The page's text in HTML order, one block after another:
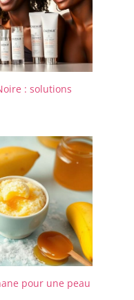
: solutions
pour une peau